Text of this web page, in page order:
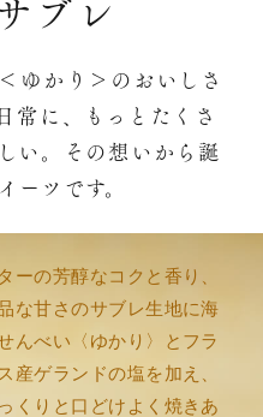
ブレ
ゆかり＞のおいしさ
常に、もっとたくさ
。
その想いから誕
ツです。
ーの芳醇なコクと香り、
品な甘さのサブレ生地に海
んべい〈ゆかり〉とフラ
産ゲランドの塩を加え、
くりと口どけよく焼きあ